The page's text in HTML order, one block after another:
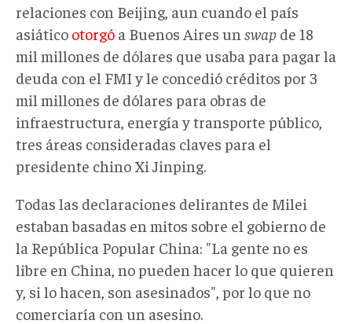
relaciones con Beijing, aun cuando el país
asiático otorgó a Buenos Aires un swap de 18
mil millones de dólares que usaba para pagar la
deuda con el FMI y le concedió créditos por 3
mil millones de dólares para obras de
infraestructura, energía y transporte público,
tres áreas consideradas claves para el
presidente chino Xi Jinping.
Todas las declaraciones delirantes de Milei
estaban basadas en mitos sobre el gobierno de
la República Popular China: "La gente no es
libre en China, no pueden hacer lo que quieren
y, si lo hacen, son asesinados", por lo que no
comerciaría con un asesino.